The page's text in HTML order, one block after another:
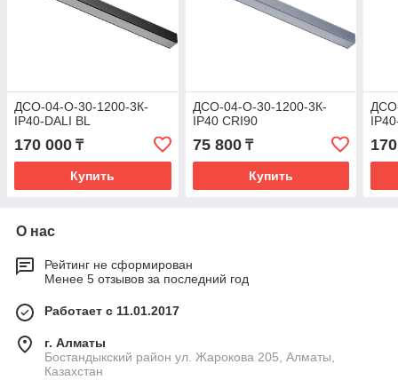
ДСО-04-О-30-1200-3К-
IP40-DALI BL
170 000 ₸
Купить
ДСО-04-О-30-1200-3К-
IP40 CRI90
75 800₸
Купить
О нас
Рейтинг не сформирован
Менее 5 отзывов за последний год
Работает с 11.01.2017
г. Алматы
Бостандыкский район ул. Жарокова 205, Алматы,
Казахстан